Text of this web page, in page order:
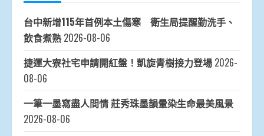
台中新增115年首例本土傷寒 衛生局提醒勤洗手、
飲食煮熟 2026-08-06
捷運大寮社宅申請開紅盤！凱旋青樹接力登場 2026-
08-06
一筆一墨寫盡人間情 莊秀珠墨韻暈染生命最美風景
2026-08-06